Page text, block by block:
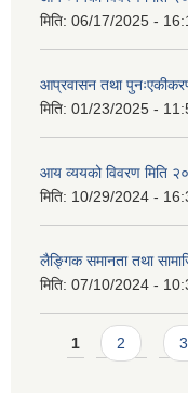
मिति: 06/17/2025 -
आप्रवासन तथा
मिति: 01/23/2025 -
आय व्ययको विवरण मिति
मिति: 10/29/2024 -
लैङ्गिक समानता तथा
मिति: 07/10/2024 -
Pages
1 2 3